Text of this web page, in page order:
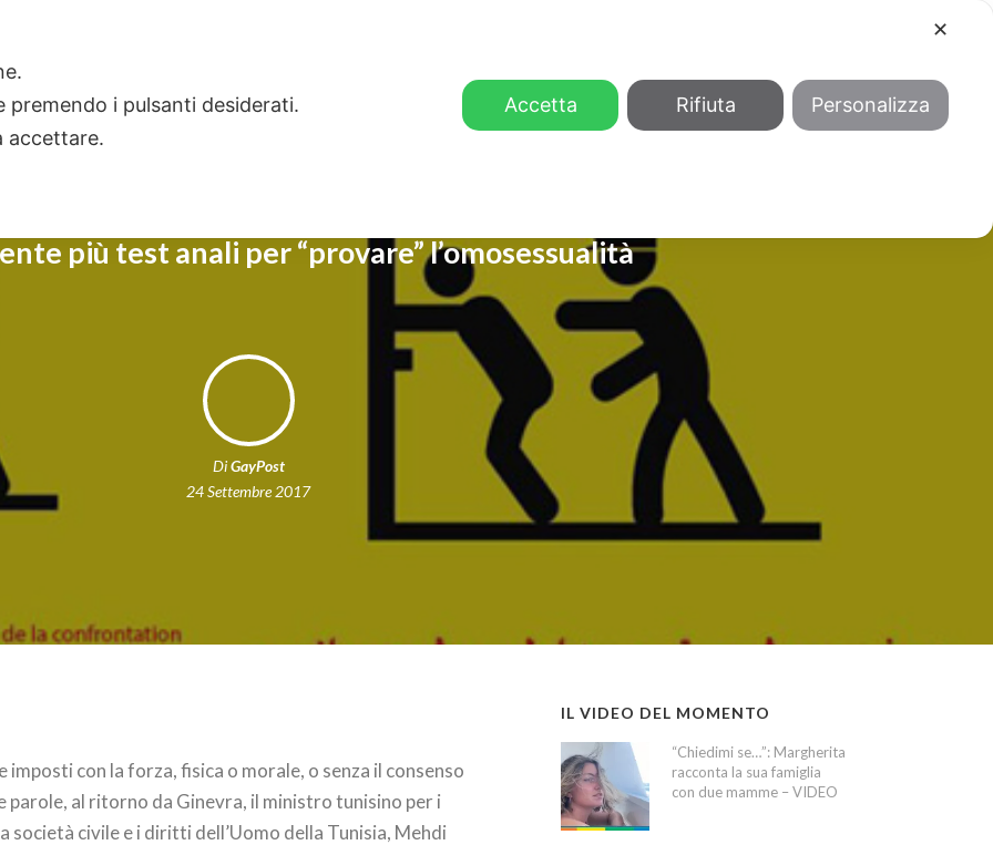
più test anali per “provare” l’omosessualità
DiGayPost
24 Settembre 2017
con la forza, fisica o morale, o senza il consenso
parole, al ritorno da Ginevra, il ministro tunisino per i
civile e i diritti dell’Uomo della Tunisia, Mehdi
IL VIDEO DEL MOMENTO
“Chiedimi se…”: Margherita
racconta la sua famiglia
con due mamme – VIDEO
✕
i pulsanti desiderati.
accettare.
Accetta Rifiuta Personalizza